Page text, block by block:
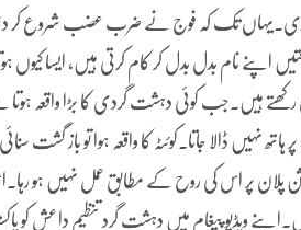
دی۔یہاں تک کہ فوج نے ضرب عضب شروع کر دی
اپنے نام بدل بدل کر کام کرتی ہیں، ایسا کیوں
رکھتے ہیں۔جب کوئی دہشت گردی کا بڑا واقعہ
ڈالا جاتا۔کوئٹہ کا واقعہ ہوا تو باز گشت
پلان پر اس کی روح کے مطابق عمل نہیں ہو
ویڈیو پیغام میں دہشت گرد تنظیم داعش کو